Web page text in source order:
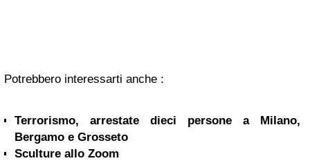
Potrebbero interessarti anche :
Terrorismo, arrestate dieci persone a Milano,
Bergamo e Grosseto
Sculture allo Zoom